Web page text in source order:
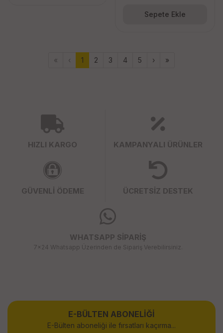
Sepete Ekle
« ‹ 1 2 3 4 5 › »
HIZLI KARGO KAMPANYALI ÜRÜNLER
GÜVENLİ ÖDEME ÜCRETSİZ DESTEK
WHATSAPP SİPARİŞ
7x24 Whatsapp Üzerinden de Sipariş Verebilirsiniz.
E-BÜLTEN ABONELİĞİ
E-Bülten aboneliği ile fırsatları kaçırma...